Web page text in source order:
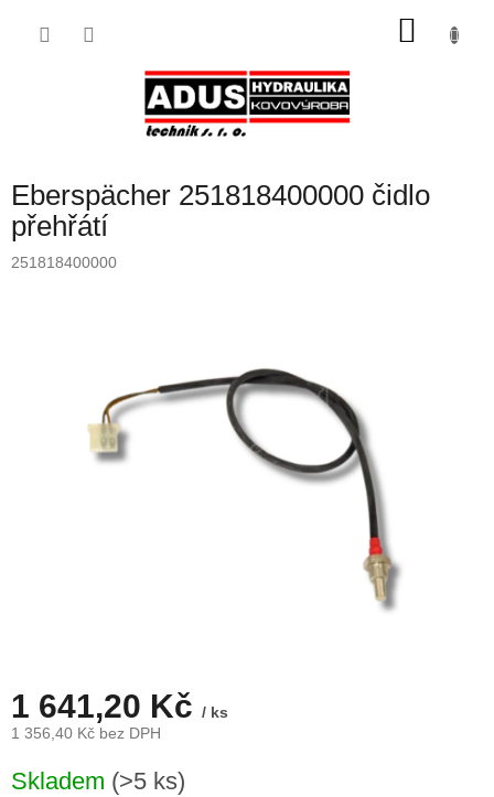
Eberspächer 251818400000 čidlo
přehřátí
251818400000
1 641,20 Kč / ks
1 356,40 Kč bez DPH
cena:
Skladem (>5 ks)